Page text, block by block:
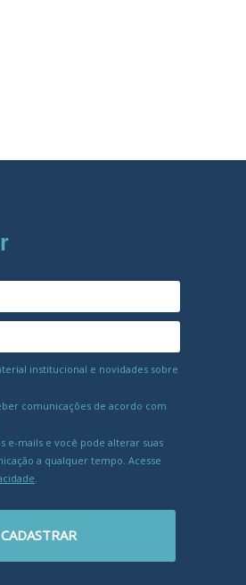
institucional e novidades sobre
comunicações de acordo com
e-mails e você pode alterar suas
a qualquer tempo. Acesse
CADASTRAR